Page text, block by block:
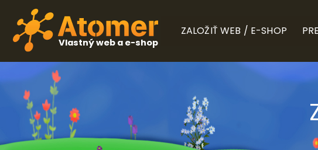
Vlastný web a e-shop
ZALOŽIŤ WEB / E-SHOP